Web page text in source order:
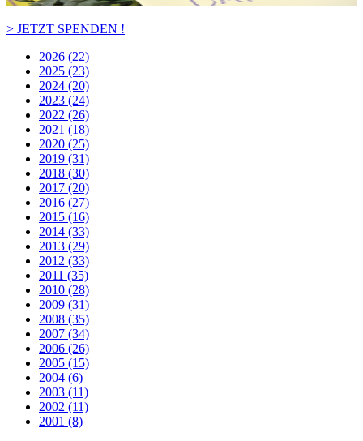
> JETZT SPENDEN !
2026 (22)
2025 (23)
2024 (20)
2023 (24)
2022 (26)
2021 (18)
2020 (25)
2019 (31)
2018 (30)
2017 (20)
2016 (27)
2015 (16)
2014 (33)
2013 (29)
2012 (33)
2011 (35)
2010 (28)
2009 (31)
2008 (35)
2007 (34)
2006 (26)
2005 (15)
2004 (6)
2003 (11)
2002 (11)
2001 (8)